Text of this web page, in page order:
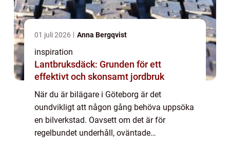
01 juli 2026 Anna Bergqvist
inspiration
Lantbruksdäck: Grunden för ett
effektivt och skonsamt jordbruk
När du är bilägare i Göteborg är det
oundvikligt att någon gång behöva uppsöka
en bilverkstad. Oavsett om det är för
regelbundet underhåll, oväntade